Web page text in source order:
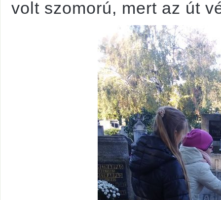
volt szomorú, mert az út